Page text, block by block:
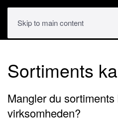
Skip to main content
Sortiments
Mangler du
virksomheden?